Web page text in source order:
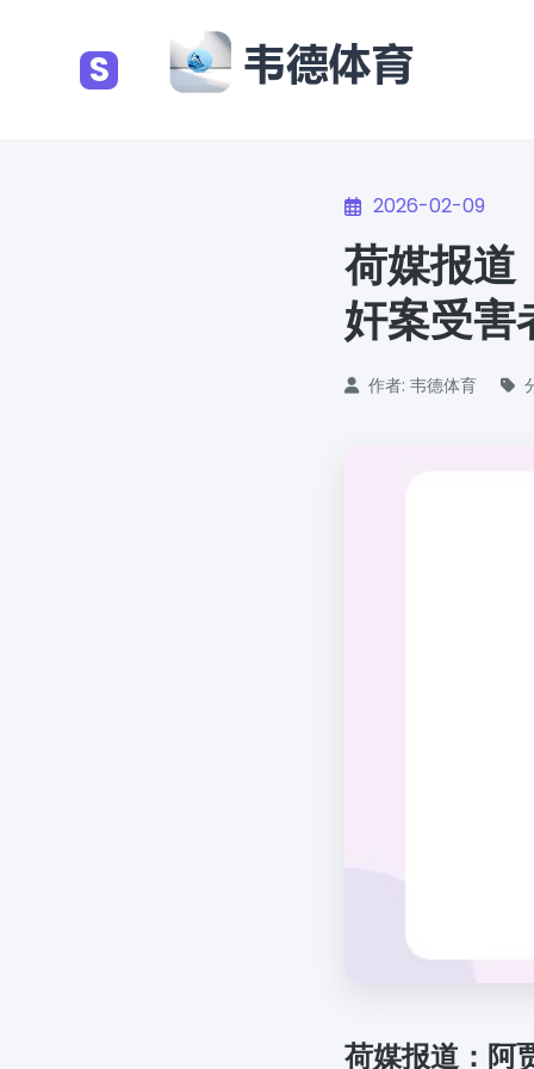
S
2026-02-09
荷媒报道
奸案受害
作者: 韦德体育
荷媒报道：阿